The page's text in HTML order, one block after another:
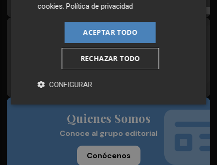
Síguenos en redes
Quienes Somos
Conoce al grupo editorial
Conócenos
cookies .Política de privacidad
ACEPTAR TODO
RECHAZAR TODO
CONFIGURAR